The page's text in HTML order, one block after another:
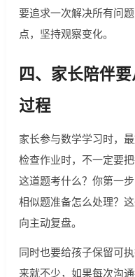
要追求一次解决所有问
点，坚持观察变化。
四、家长陪伴
过程
家长参与数学学习时，
检查作业时，不一定要
这道题考什么？你第一
相似题准备怎么处理？
向主动复盘。
同时也要给孩子保留可
来就不少，如果每次沟